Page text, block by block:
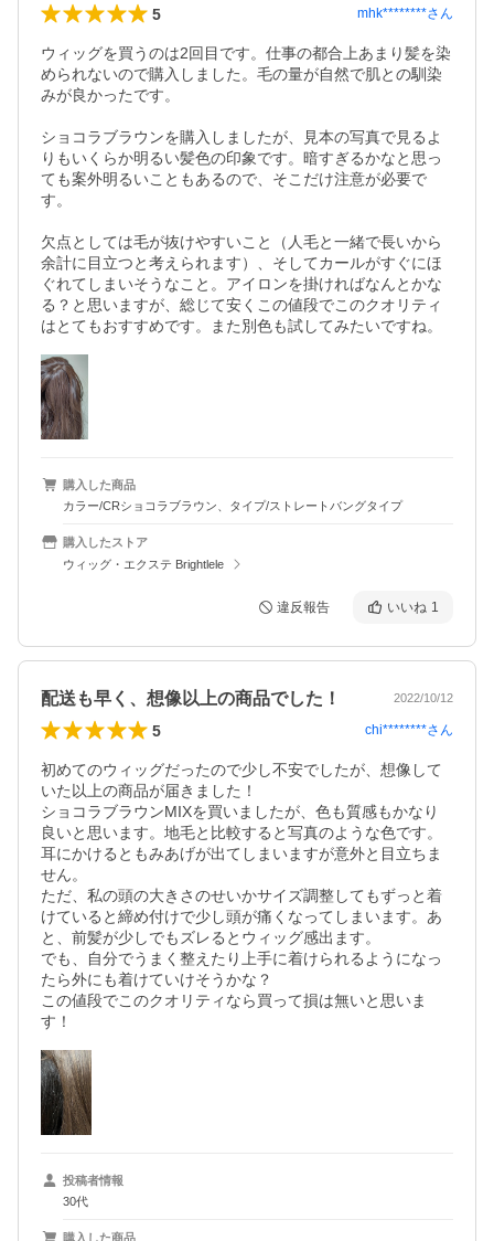
5 mhk********さん
ウィッグを買うのは2回目です。仕事の都合上あまり髪を染
められないので購入しました。毛の量が自然で肌との馴染
みが良かったです。
ショコラブラウンを購入しましたが、見本の写真で見るよ
りもいくらか明るい髪色の印象です。暗すぎるかなと思っ
ても案外明るいこともあるので、そこだけ注意が必要で
す。
欠点としては毛が抜けやすいこと（人毛と一緒で長いから
余計に目立つと考えられます）、そしてカールがすぐにほ
ぐれてしまいそうなこと。アイロンを掛ければなんとかな
る？と思いますが、総じて安くこの値段でこのクオリティ
はとてもおすすめです。また別色も試してみたいですね。
購入した商品
カラー/CRショコラブラウン、タイプ/ストレートバングタイプ
購入したストア
ウィッグ・エクステ Brightlele
違反報告 いいね 1
配送も早く、想像以上の商品でした！ 2022/10/12
5 chi********さん
初めてのウィッグだったので少し不安でしたが、想像して
いた以上の商品が届きました！
ショコラブラウンMIXを買いましたが、色も質感もかなり
良いと思います。地毛と比較すると写真のような色です。
耳にかけるともみあげが出てしまいますが意外と目立ちま
せん。
ただ、私の頭の大きさのせいかサイズ調整してもずっと着
けていると締め付けで少し頭が痛くなってしまいます。あ
と、前髪が少しでもズレるとウィッグ感出ます。
でも、自分でうまく整えたり上手に着けられるようになっ
たら外にも着けていけそうかな？
この値段でこのクオリティなら買って損は無いと思いま
す！
投稿者情報
30代
購入した商品